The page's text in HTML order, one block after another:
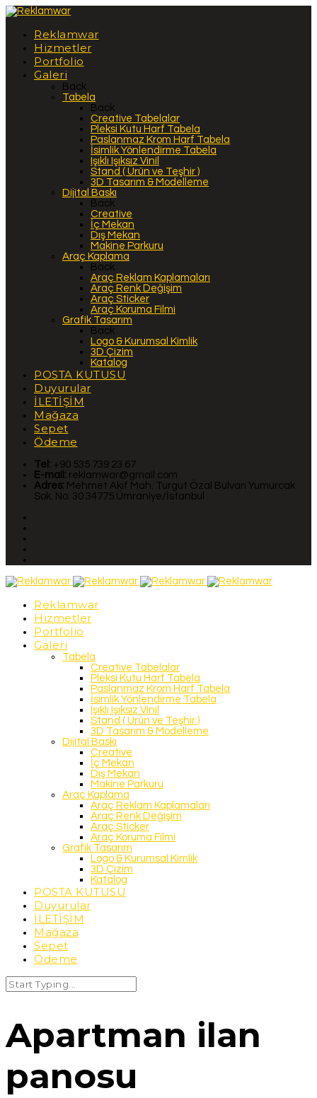
Reklamwar
Hizmetler
Portfolio
Galeri
Back
Tabela
Back
Creative Tabelalar
Pleksi Kutu Harf Tabela
Paslanmaz Krom Harf Tabela
İsimlik Yönlendirme Tabela
Işıklı Işıksız Vinil
Stand ( Ürün ve Teşhir )
3D Tasarım & Modelleme
Dijital Baskı
Back
Creative
İç Mekan
Dış Mekan
Makine Parkuru
Araç Kaplama
Back
Araç Reklam Kaplamaları
Araç Renk Değişim
Araç Sticker
Araç Koruma Filmi
Grafik Tasarım
Back
Logo & Kurumsal Kimlik
3D Çizim
Katalog
POSTA KUTUSU
Duyurular
İLETİŞİM
Mağaza
Sepet
Ödeme
Tel: +90 535 739 23 67
E-mail: reklamwar@gmail.com
Adres: Mehmet Akif Mah. Turgut Özal Bulvarı Yumurcak
Sok. No: 30 34775 Ümraniye/İstanbul
Reklamwar
Hizmetler
Portfolio
Galeri
Tabela
Creative Tabelalar
Pleksi Kutu Harf Tabela
Paslanmaz Krom Harf Tabela
İsimlik Yönlendirme Tabela
Işıklı Işıksız Vinil
Stand ( Ürün ve Teşhir )
3D Tasarım & Modelleme
Dijital Baskı
Creative
İç Mekan
Dış Mekan
Makine Parkuru
Araç Kaplama
Araç Reklam Kaplamaları
Araç Renk Değişim
Araç Sticker
Araç Koruma Filmi
Grafik Tasarım
Logo & Kurumsal Kimlik
3D Çizim
Katalog
POSTA KUTUSU
Duyurular
İLETİŞİM
Mağaza
Sepet
Ödeme
Apartman ilan
panosu